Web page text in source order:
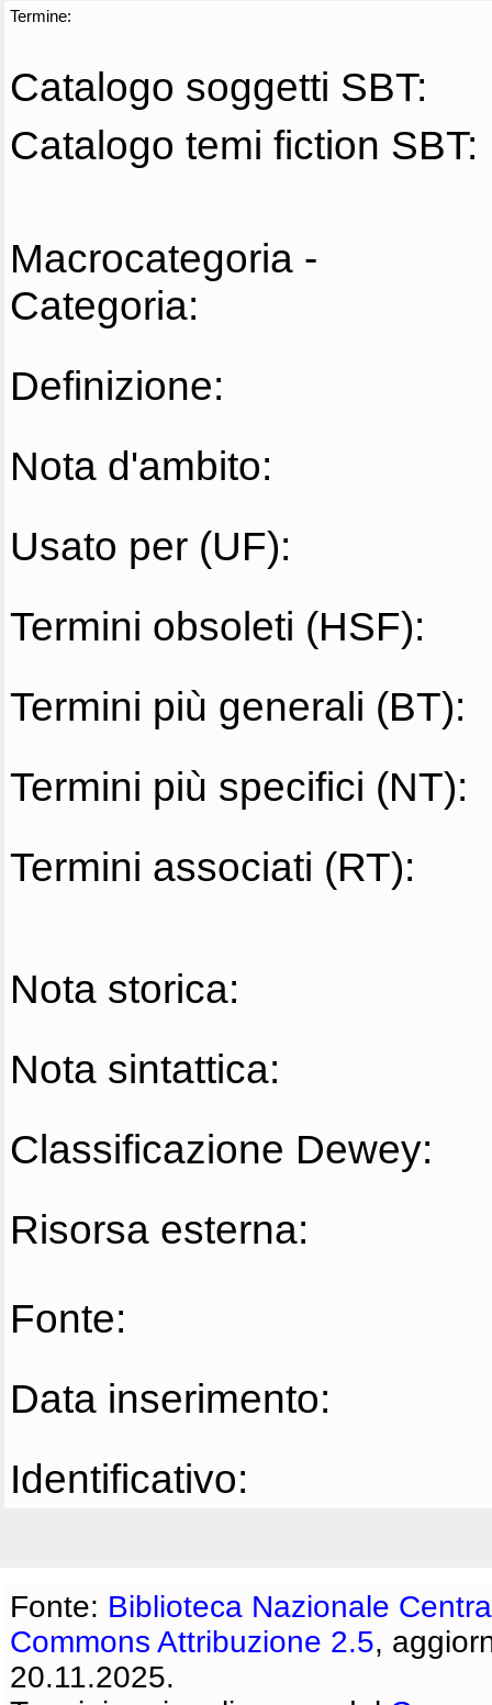
Termine:
Catalogo soggetti SBT:
Catalogo temi fiction SBT:
Macrocategoria -
Categoria:
Definizione:
Nota d'ambito:
Usato per (UF):
Termini obsoleti (HSF):
Termini più generali (BT):
Termini più specifici (NT):
Termini associati (RT):
Nota storica:
Nota sintattica:
Classificazione Dewey:
Risorsa esterna:
Fonte:
Data inserimento:
Identificativo:
Fonte: Biblioteca Nazionale
Commons Attribuzione 2.5,
20.11.2025.